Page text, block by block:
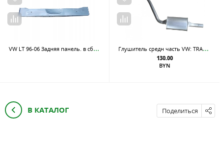
VW
LT 96-06 Задняя панель. в сборе. Глу
шитель средн часть VW: TRANSPORTER IV 2.5/2.4D 90-95
130.00
BYN
В КАТАЛОГ Поделиться